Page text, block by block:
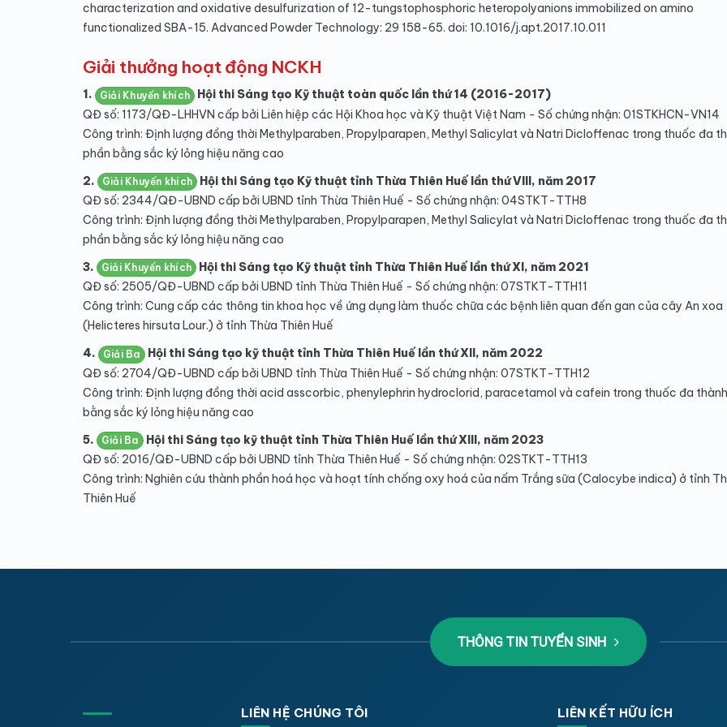
characterization and oxidative desulfurization of 12-tungstophosphoric heteropolyanions immobilized on amino
functionalized SBA-15. Advanced Powder Technology: 29 158-65. doi: 10.1016/j.apt.2017.10.011
Giải thưởng hoạt động NCKH
1. Giải Khuyến khích
Hội thi Sáng tạo Kỹ thuật toàn quốc lần thứ 14 (2016-2017)
QĐ số: 1173/QĐ-LHHVN cấp bởi Liên hiệp các Hội Khoa học và Kỹ thuật Việt Nam - Số chứng nhận: 01STKHCN-VN14
Công trình: Định lượng đồng thời Methylparaben, Propylparapen, Methyl Salicylat và Natri Dicloffenac trong thuốc đa
phần bằng sắc ký lỏng hiệu năng cao
2.
Giải Khuyến khích
Hội thi Sáng tạo Kỹ thuật tỉnh Thừa Thiên Huế lần thứ VIII, năm 2017
QĐ số: 2344/QĐ-UBND cấp bởi UBND tỉnh Thừa Thiên Huế - Số chứng nhận: 04STKT-TTH8
Công trình: Định lượng đồng thời Methylparaben, Propylparapen, Methyl Salicylat và Natri Dicloffenac trong thuốc đa
phần bằng sắc ký lỏng hiệu năng cao
3.
Giải Khuyến khích
Hội thi Sáng tạo Kỹ thuật tỉnh Thừa Thiên Huế lần thứ XI, năm 2021
QĐ số: 2505/QĐ-UBND cấp bởi UBND tỉnh Thừa Thiên Huế - Số chứng nhận: 07STKT-TTH11
Công trình: Cung cấp các thông tin khoa học về ứng dụng làm thuốc chữa các bệnh liên quan đến gan của cây An xoa
(Helicteres hirsuta Lour.) ở tỉnh Thừa Thiên Huế
4.
Giải Ba
Hội thi Sáng tạo kỹ thuật tỉnh Thừa Thiên Huế lần thứ XII, năm 2022
QĐ số: 2704/QĐ-UBND cấp bởi UBND tỉnh Thừa Thiên Huế - Số chứng nhận: 07STKT-TTH12
Công trình: Định lượng đồng thời acid asscorbic, phenylephrin hydroclorid, paracetamol và cafein trong thuốc đa
bằng sắc ký lỏng hiệu năng cao
5.
Giải Ba
Hội thi Sáng tạo kỹ thuật tỉnh Thừa Thiên Huế lần thứ XIII, năm 2023
QĐ số: 2016/QĐ-UBND cấp bởi UBND tỉnh Thừa Thiên Huế - Số chứng nhận: 02STKT-TTH13
Công trình: Nghiên cứu thành phần hoá học và hoạt tính chống oxy hoá của nấm Trắng sữa (Calocybe indica) ở tỉnh
Thiên Huế
THÔNG TIN TUYỂN SINH
LIÊN HỆ CHÚNG TÔI LIÊN KẾT HỮU ÍCH